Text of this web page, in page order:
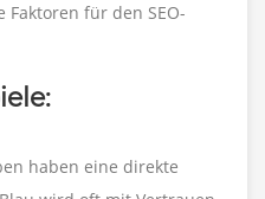
für den SEO-
haben eine direkte